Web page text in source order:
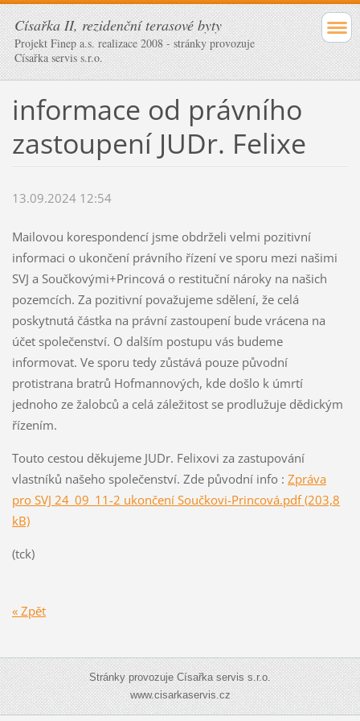
Císařka II, rezidenční terasové byty
Projekt Finep a.s. realizace 2008 - stránky provozuje
Císařka servis s.r.o.
informace od právního
zastoupení JUDr. Felixe
13.09.2024 12:54
Mailovou korespondencí jsme obdrželi velmi pozitivní
informaci o ukončení právního řízení ve sporu mezi našimi
SVJ a Součkovými+Princová o restituční nároky na našich
pozemcích. Za pozitivní považujeme sdělení, že celá
poskytnutá částka na právní zastoupení bude vrácena na
účet společenství. O dalším postupu vás budeme
informovat. Ve sporu tedy zůstává pouze původní
protistrana bratrů Hofmannových, kde došlo k úmrtí
jednoho ze žalobců a celá záležitost se prodlužuje dědickým
řízením.
Touto cestou děkujeme JUDr. Felixovi za zastupování
vlastníků našeho společenství. Zde původní info : Zpráva
pro SVJ 24_09_11-2 ukončení Součkovi-Princová.pdf (203,8
kB)
(tck)
« Zpět
Stránky provozuje Císařka servis s.r.o.
www.cisarkaservis.cz